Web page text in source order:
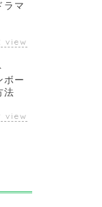
ラマ
view
ボー
法
view